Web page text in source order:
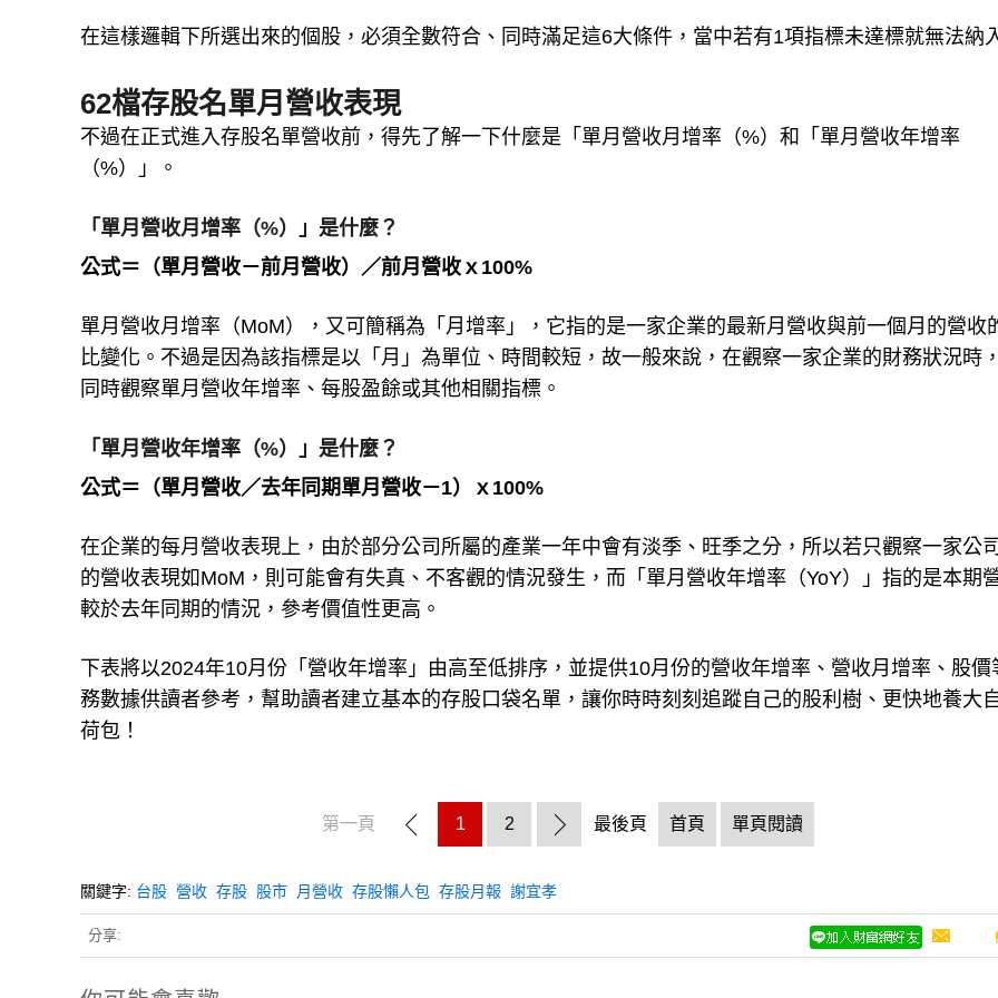
在這樣邏輯下所選出來的個股，必須全數符合、同時滿足這6大條件，當中若有1項指標未達標就無法納
62檔存股名單月營收表現
不過在正式進入存股名單營收前，得先了解一下什麼是「單月營收月增率（%）和「單月營收年增率
（%）」。
「單月營收月增率（%）」是什麼？
公式＝（單月營收－前月營收）／前月營收ｘ100%
單月營收月增率（MoM），又可簡稱為「月增率」，它指的是一家企業的最新月營收與前一個月的營收
比變化。不過是因為該指標是以「月」為單位、時間較短，故一般來說，在觀察一家企業的財務狀況時
同時觀察單月營收年增率、每股盈餘或其他相關指標。
「單月營收年增率（%）」是什麼？
公式＝（單月營收／去年同期單月營收－1）ｘ100%
在企業的每月營收表現上，由於部分公司所屬的產業一年中會有淡季、旺季之分，所以若只觀察一家公
的營收表現如MoM，則可能會有失真、不客觀的情況發生，而「單月營收年增率（YoY）」指的是本期
較於去年同期的情況，參考價值性更高。
下表將以2024年10月份「營收年增率」由高至低排序，並提供10月份的營收年增率、營收月增率、股價
務數據供讀者參考，幫助讀者建立基本的存股口袋名單，讓你時時刻刻追蹤自己的股利樹、更快地養大
荷包！
第一頁 1 2 最後頁 首頁 單頁閱讀
關鍵字: 台股 營收 存股 股市 月營收 存股懶人包 存股月報 謝宜孝
分享: